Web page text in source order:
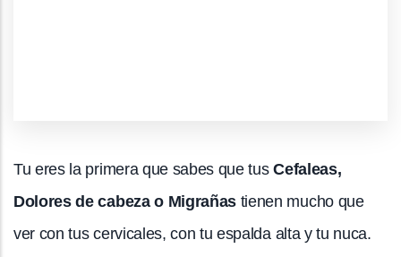
Tu eres la primera que sabes que tusCefaleas,
Dolores de cabeza o Migrañas tienen mucho que
ver con tus cervicales, con tu espalda alta y tu nuca.